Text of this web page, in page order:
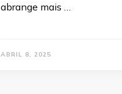
abrange mais …
ABRIL 8, 2025